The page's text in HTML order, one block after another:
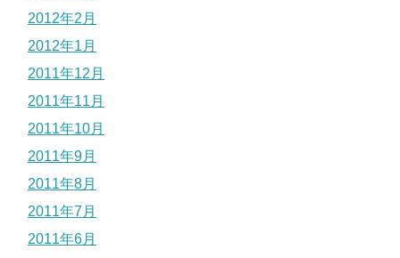
2012年2月
2012年1月
2011年12月
2011年11月
2011年10月
2011年9月
2011年8月
2011年7月
2011年6月